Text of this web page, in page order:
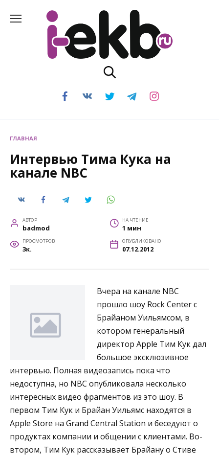
содержанию
ГЛАВНАЯ
Интервью Тима Кука на
канале NBC
АВТОР
badmod
НА ЧТЕНИЕ
1 мин
ПРОСМОТРОВ
3к.
ОПУБЛИКОВАНО
07.12.2012
Вчера на канале NBC
прошло шоу Rock Center с
Брайаном Уильямсом, в
котором генеральный
директор Apple Тим Кук дал
большое эксклюзивное
интервью. Полная видеозапись пока что
недоступна, но NBC опубликовала несколько
интересных видео фрагментов из это шоу. В
первом Тим Кук и Брайан Уильямс находятся в
Apple Store на Grand Central Station и беседуют о
продуктах компании и общении с клиентами. Во-
втором, Тим Кук рассказывает Брайану о Стиве